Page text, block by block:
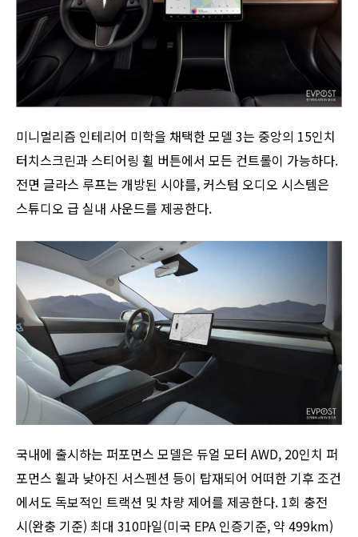
미니멀리즘 인테리어 미학을 채택한 모델 3는 중앙의 15인치
터치스크린과 스티어링 휠 버튼에서 모든 컨트롤이 가능하다.
전면 글라스 루프는 개방된 시야를, 커스텀 오디오 시스템은
스튜디오 급 실내 사운드를 제공한다.
국내에 출시하는 퍼포먼스 모델은 듀얼 모터 AWD, 20인치 퍼
포먼스 휠과 낮아진 서스펜션 등이 탑재되어 어떠한 기후 조건
에서도 독보적인 트랙션 및 차량 제어를 제공한다. 1회 충전
시(완충 기준) 최대 310마일(미국 EPA 인증기준, 약 499km)